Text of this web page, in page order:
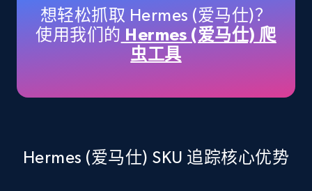
Title, Seller name, Brand, Description, Initial
price, Currency, Availability, Reviews count, and
more.
upc numbers
想轻松抓取 Hermes (爱马仕)？
使用我们的 Hermes (爱马仕) 爬
虫工具
Hermes (爱马仕) SKU 追踪核心优势